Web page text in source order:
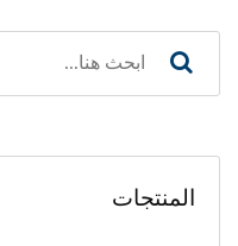
المنتجات